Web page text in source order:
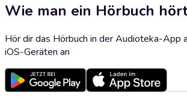
Wie man ein Hörbuch
Hör dir das Hörbuch in der Audioteka-App
iOS-Geräten an